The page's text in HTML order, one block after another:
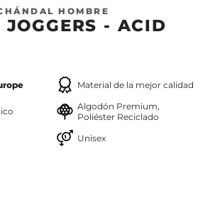
HOMBRE
JOGGERS - ACID
Material de la mejor calidad
Algodón Premium,
Poliéster Reciclado
Unisex